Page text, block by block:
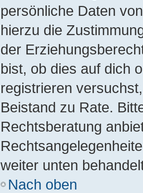
persönliche Daten
hierzu die
der
bist, ob dies auf dich
registrieren
Beistand zu Rate.
Rechtsberatung
weiter unten
Nach oben